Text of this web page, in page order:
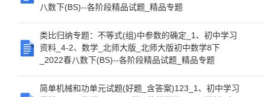
八数下(BS)--各阶段精品试题_精品专题
类比归纳专题：不等式(组)中参数的确定_1、初中学习
资料_4-2、数学_北师大版_北师大版初中数学8下
_2022春八数下(BS)--各阶段精品试题_精品专题
简单机械和功单元试题(好题_含答案)123_1、初中学习